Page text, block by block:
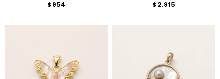
$ 954 $ 2.915